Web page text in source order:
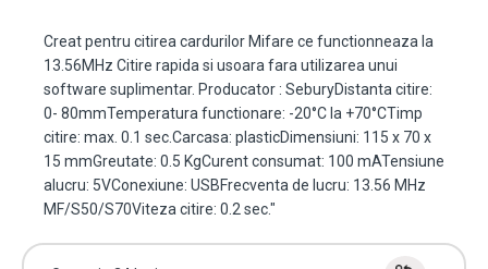
Creat pentru citirea cardurilor Mifare ce functionneaza la
13.56MHz Citire rapida si usoara fara utilizarea unui
software suplimentar. Producator : SeburyDistanta citire:
0- 80mmTemperatura functionare: -20°C la +70°CTimp
citire: max. 0.1 sec.Carcasa: plasticDimensiuni: 115 x 70 x
15 mmGreutate: 0.5 KgCurent consumat: 100 mATensiune
alucru: 5VConexiune: USBFrecventa de lucru: 13.56 MHz
MF/S50/S70Viteza citire: 0.2 sec."